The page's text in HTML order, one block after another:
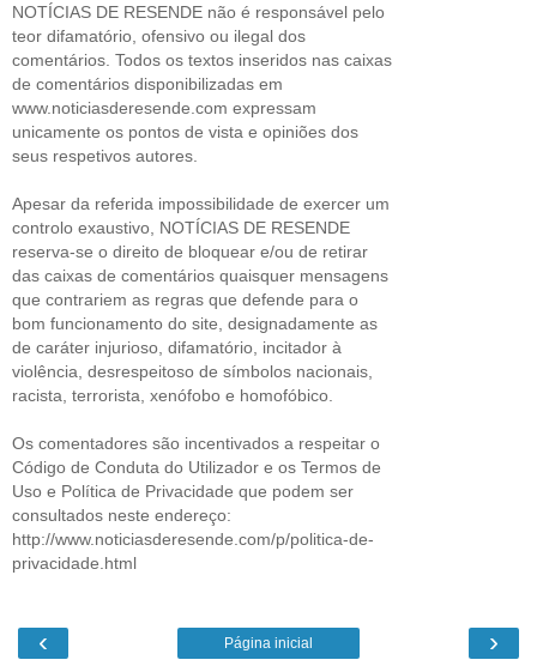
NOTÍCIAS DE RESENDE não é responsável pelo
teor difamatório, ofensivo ou ilegal dos
comentários. Todos os textos inseridos nas caixas
de comentários disponibilizadas em
www.noticiasderesende.com expressam
unicamente os pontos de vista e opiniões dos
seus respetivos autores.
Apesar da referida impossibilidade de exercer um
controlo exaustivo, NOTÍCIAS DE RESENDE
reserva-se o direito de bloquear e/ou de retirar
das caixas de comentários quaisquer mensagens
que contrariem as regras que defende para o
bom funcionamento do site, designadamente as
de caráter injurioso, difamatório, incitador à
violência, desrespeitoso de símbolos nacionais,
racista, terrorista, xenófobo e homofóbico.
Os comentadores são incentivados a respeitar o
Código de Conduta do Utilizador e os Termos de
Uso e Política de Privacidade que podem ser
consultados neste endereço:
http://www.noticiasderesende.com/p/politica-de-
privacidade.html
‹ ›
Página inicial